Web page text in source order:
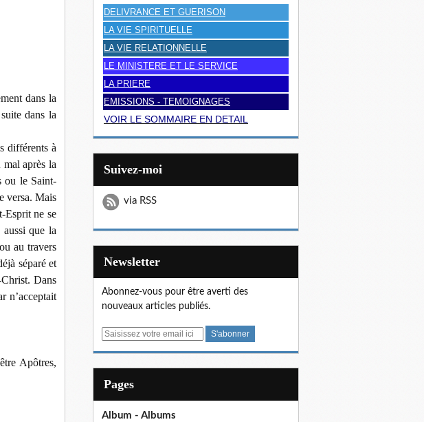
dans la
dans la
différents à
après la
ou le Saint-
versa. Mais
Esprit ne se
aussi que la
au travers
séparé et
Christ. Dans
n’acceptait
Apôtres,
DELIVRANCE ET GUERISON
LA VIE SPIRITUELLE
LA VIE RELATIONNELLE
LE MINISTERE ET LE SERVICE
LA PRIERE
EMISSIONS - TEMOIGNAGES
VOIR LE SOMMAIRE EN DETAIL
Suivez-moi
via RSS
Newsletter
Abonnez-vous pour être averti des
nouveaux articles publiés.
E
Pages
Album - Albums